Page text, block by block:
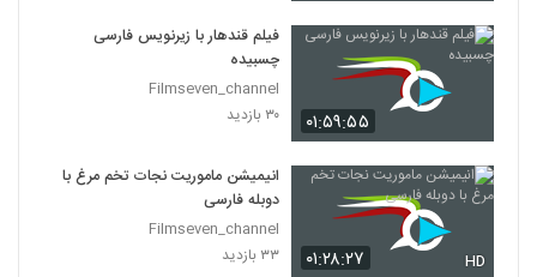
۰۱:۵۹:۵۵
فیلم قندهار با زیرنویس فارسی
چسبیده
Filmseven_channel
۳۰ بازدید
۰۱:۲۸:۲۷ HD
انیمیشن ماموریت نجات تخم مرغ با
دوبله فارسی
Filmseven_channel
۳۳ بازدید